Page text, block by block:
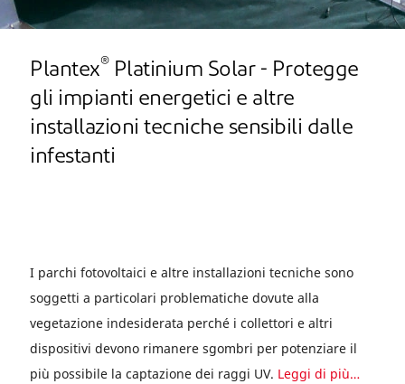
Plantex® Platinium Solar - Protegge
gli impianti energetici e altre
installazioni tecniche sensibili dalle
infestanti
I parchi fotovoltaici e altre installazioni tecniche sono
soggetti a particolari problematiche dovute alla
vegetazione indesiderata perché i collettori e altri
dispositivi devono rimanere sgombri per potenziare il
più possibile la captazione dei raggi UV. Leggi di più…